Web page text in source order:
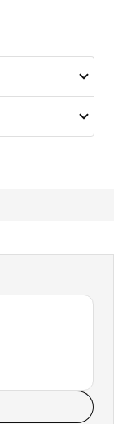
5 stele Total